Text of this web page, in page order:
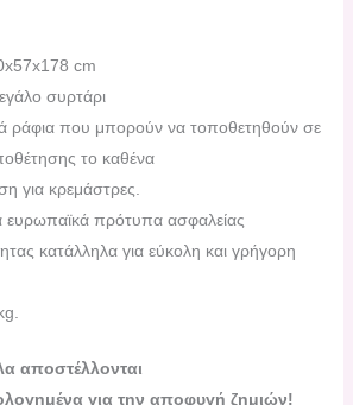
cm
συρτάρι
ράφια που μπορούν να τοποθετηθούν σε
το καθένα
για κρεμάστρες.
ευρωπαϊκά πρότυπα ασφαλείας
κατάλληλα για εύκολη και γρήγορη
αποστέλλονται
για την αποφυγή ζημιών!